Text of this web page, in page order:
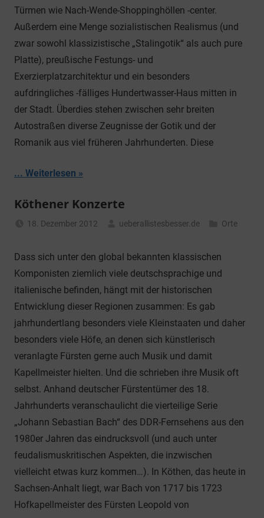
Türmen wie Nach-Wende-Shoppinghöllen -center.
Außerdem eine Menge sozialistischen Realismus (und
zwar sowohl klassizistische „Stalingotik“ als auch pure
Platte), preußische Festungs- und
Exerzierplatzarchitektur und ein besonders
aufdringliches -fälliges Hundertwasser-Haus mitten in
der Stadt. Überdies stehen zwischen sehr breiten
Autostraßen diverse Zeugnisse der Gotik und der
Romanik aus viel früheren Jahrhunderten. Diese
... Weiterlesen
Köthener Konzerte
18. Dezember 2012 ueberallistesbesser.de Orte
Dass sich unter den global bekannten klassischen
Komponisten ziemlich viele deutschsprachige und
italienische befinden, hängt mit der historischen
Entwicklung dieser Regionen zusammen: Es gab
jahrhundertlang besonders viele Kleinstaaten und daher
besonders viele Höfe, an denen sich künstlerisch
veranlagte Fürsten gerne auch Musik und damit
Kapellmeister hielten. Und die schrieben ihre Musik oft
selbst. Anhand deutscher Fürstentümer des 18.
Jahrhunderts veranschaulicht die vierteilige Serie
„Johann Sebastian Bach“ des DDR-Fernsehens aus den
1980er Jahren das eindrucksvoll (und auch unter
feudalismuskritischen Aspekten, die inzwischen
vielleicht etwas kurz kommen…). In Köthen, das heute in
Sachsen-Anhalt liegt, war Bach von 1717 bis 1723
Hofkapellmeister des Fürsten Leopold von